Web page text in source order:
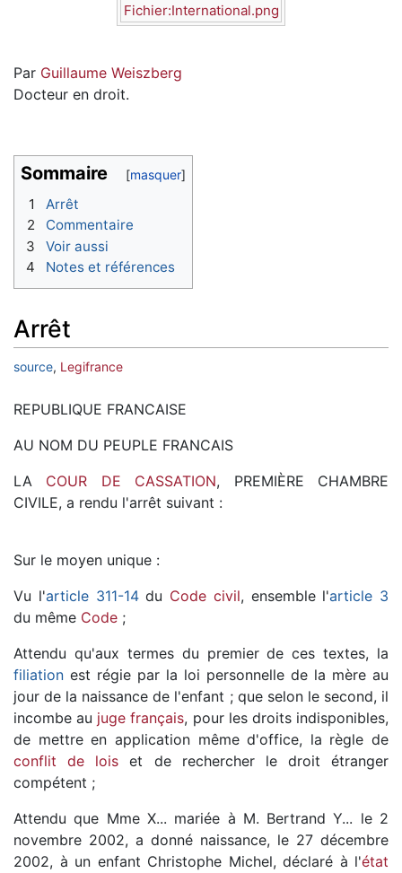
Fichier:International.png
Par Guillaume Weiszberg
Docteur en droit.
Sommaire
1
Arrêt
2
Commentaire
3
Voir aussi
4
Notes et références
Arrêt
source, Legifrance
REPUBLIQUE FRANCAISE
AU NOM DU PEUPLE FRANCAIS
LA COUR DE CASSATION, PREMIÈRE CHAMBRE
CIVILE, a rendu l'arrêt suivant :
Sur le moyen unique :
Vu l'article 311-14du Code civil, ensemble l'article 3
du même Code ;
Attendu qu'aux termes du premier de ces textes, la
filiation est régie par la loi personnelle de la mère au
jour de la naissance de l'enfant ; que selon le second, il
incombe au juge français, pour les droits indisponibles,
de mettre en application même d'office, la règle de
conflit de lois et de rechercher le droit étranger
compétent ;
Attendu que Mme X... mariée à M. Bertrand Y... le 2
novembre 2002, a donné naissance, le 27 décembre
2002, à un enfant Christophe Michel, déclaré à l'état